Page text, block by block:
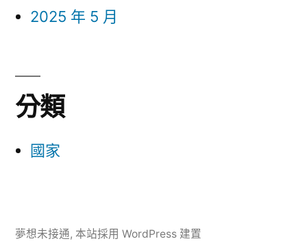
2025 年 5 月
分類
國家
夢想未接通, 本站採用 WordPress 建置